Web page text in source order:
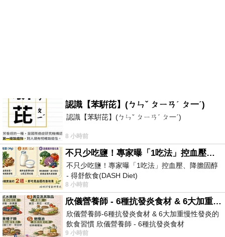
認識【苯騈芘】(ㄅㄣˇ ㄆㄧㄢˊ ㄆ一ˊ)
認識【苯騈芘】(ㄅㄣˇ ㄆㄧㄢˊ ㄆ一ˊ)
8 小時前
不只少吃鹽！專家曝「1吃法」控血壓、降膽固醇 - 得舒飲食(DASH Diet)
不只少吃鹽！專家曝「1吃法」控血壓、降膽固醇
- 得舒飲食(DASH Diet)
https://www.facebook.com/dietitiansophia/posts/
8 小時前
欣儀營養師 - 6種抗發炎食材 & 6大加重慢性發炎的飲食習慣
欣儀營養師-6種抗發炎食材 & 6大加重慢性發炎的
飲食習慣 欣儀營養師 - 6種抗發炎食材
https://www.facebook.com/photo/?fbid=147
9 小時前